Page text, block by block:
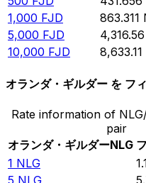
1,000 FJD 863.311
5,000 FJD 4,316.56
10,000 FJD 8,633.11
オランダ・ギルダー を フ
Rate information of
pair
オランダ・ギルダーNLG
1 NLG
5 NLG